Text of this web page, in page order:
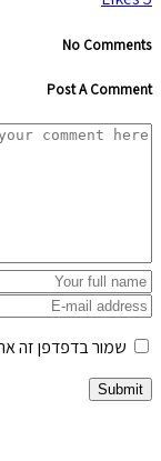
No Comments
Post A Comment
שמור בדפדפן זה